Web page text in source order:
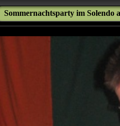
Sommernachtsparty im Solendo